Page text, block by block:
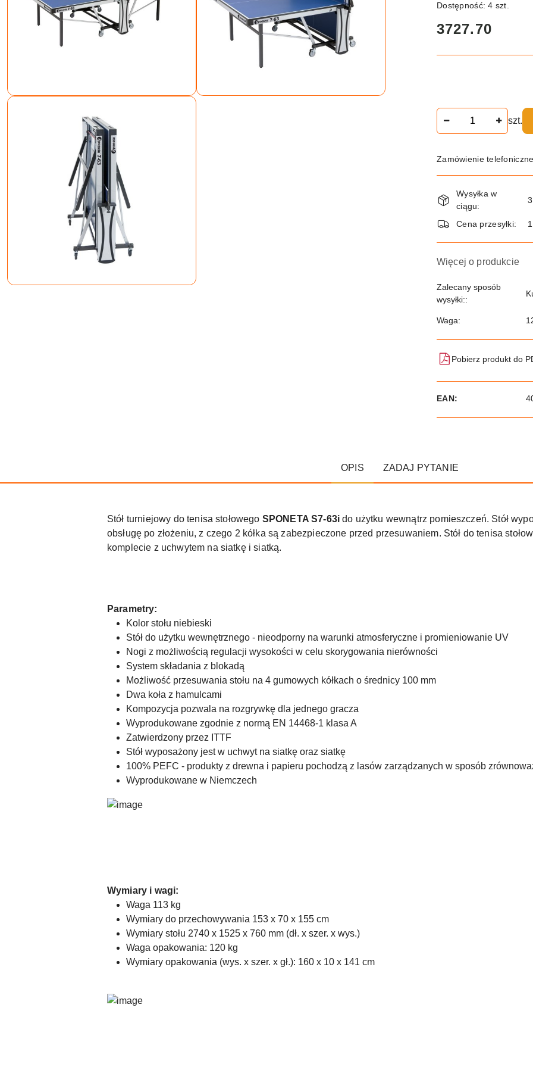
Dostępność:4 szt.
cena:
3727.70
szt.
Zamówienie
Dostępność
i
dostawa
Wysyłka w
ciągu:
Cena przesyłki:
Więcej o produkcie
Zalecany sposób
wysyłki::
Waga:
Pobierz produkt do
EAN:
OPIS ZADAJ PYTANIE
Stół turniejowy do tenisa stołowego SPONETA S7-63i do użytku wewnątrz pomieszczeń. Stół
obsługę po złożeniu, z czego 2 kółka są zabezpieczone przed przesuwaniem. Stół do tenisa
komplecie z uchwytem na siatkę i siatką.
Parametry:
Kolor stołu niebieski
Stół do użytku wewnętrznego - nieodporny na warunki atmosferyczne i promieniowanie UV
Nogi z możliwością regulacji wysokości w celu skorygowania nierówności
System składania z blokadą
Możliwość przesuwania stołu na 4 gumowych kółkach o średnicy 100 mm
Dwa koła z hamulcami
Kompozycja pozwala na rozgrywkę dla jednego gracza
Wyprodukowane zgodnie z normą EN 14468-1 klasa A
Zatwierdzony przez ITTF
Stół wyposażony jest w uchwyt na siatkę oraz siatkę
100% PEFC - produkty z drewna i papieru pochodzą z lasów zarządzanych w sposób
Wyprodukowane w Niemczech
Wymiary i wagi:
Waga 113 kg
Wymiary do przechowywania 153 x 70 x 155 cm
Wymiary stołu 2740 x 1525 x 760 mm (dł. x szer. x wys.)
Waga opakowania: 120 kg
Wymiary opakowania (wys. x szer. x gł.): 160 x 10 x 141 cm